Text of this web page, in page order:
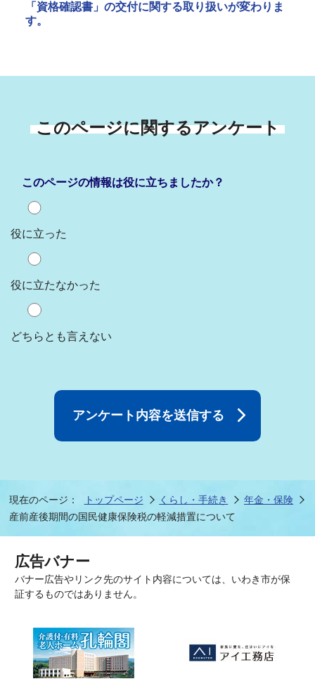
「資格確認書」の交付に関する取り扱いが変わりま
す。
このページに関するアンケート
このページの情報は役に立ちましたか？
役に立った
役に立たなかった
どちらとも言えない
現在のページ： トップページ くらし・手続き
年金・保険
産前産後期間の国民健康保険税の軽減措置について
広告バナー
バナー広告やリンク先のサイト内容については、いわき市が保
証するものではありません。